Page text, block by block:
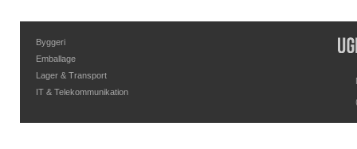
Byggeri
Emballage
Lager & Transport
IT & Telekommunikation